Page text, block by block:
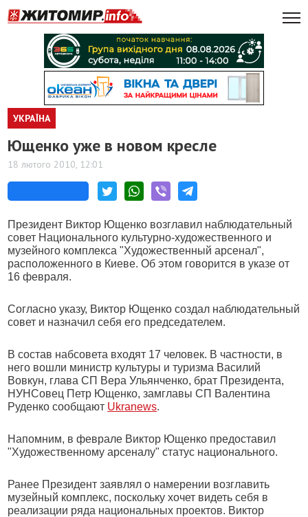
УКРАЇНА
Ющенко уже в новом кресле
18 лютого 2010, 12:01
Президент Виктор Ющенко возглавил наблюдательный
совет Национального культурно-художественного и
музейного комплекса "Художественный арсенал",
расположенного в Киеве. Об этом говорится в указе от
16 февраля.
Согласно указу, Виктор Ющенко создал наблюдательный
совет и назначил себя его председателем.
В состав набсовета входят 17 человек. В частности, в
него вошли министр культуры и туризма Василий
Вовкун, глава СП Вера Ульянченко, брат Президента,
НУНСовец Петр Ющенко, замглавы СП Валентина
Руденко сообщают Ukranews.
Напомним, в феврале Виктор Ющенко предоставил
"Художественному арсеналу" статус национального.
Ранее Президент заявлял о намерении возглавить
музейный комплекс, поскольку хочет видеть себя в
реализации ряда национальных проектов. Виктор